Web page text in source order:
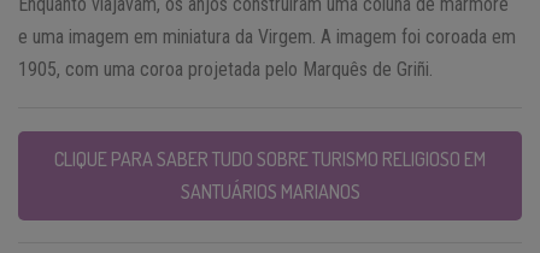
e uma imagem em miniatura da Virgem. A imagem foi coroada em
1905, com uma coroa projetada pelo Marquês de Griñi.
CLIQUE PARA SABER TUDO SOBRE TURISMO RELIGIOSO EM
SANTUÁRIOS MARIANOS